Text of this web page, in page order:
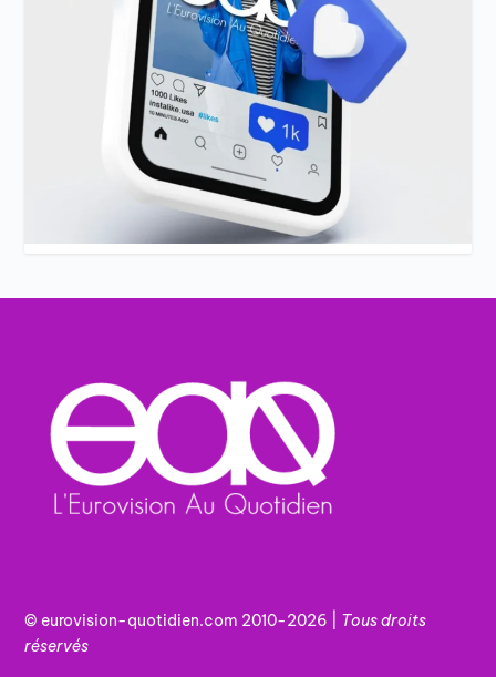
© eurovision-quotidien.com 2010-2026 | Tousdroits
réservés